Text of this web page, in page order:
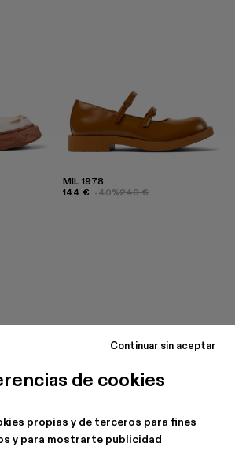
de cookies
propias y de terceros para fines
y para mostrarte publicidad
Continuar sin aceptar
MIL 1978
144 € -40%240 €